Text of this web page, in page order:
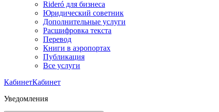
Rideró для бизнеса
Юридический советник
Дополнительные услуги
Расшифровка текста
Перевод
Книги в аэропортах
Публикация
Все услуги
КабинетКабинет
Уведомления